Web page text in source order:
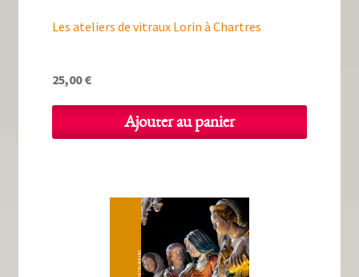
Les ateliers de vitraux Lorin à Chartres
25,00€
Ajouter au panier